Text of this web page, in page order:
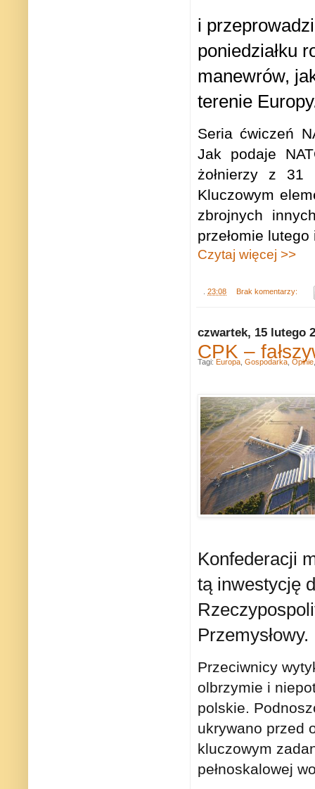
i
poniedziałku
manewrów,
terenie
Seria ćwiczeń
Jak podaje
żołnierzy z 31
Kluczowym
zbrojnych
przełomie
Czytaj więcej >>
. 23:08 Brak komentarzy:
czwartek, 15 lutego
CPK –
Konfederacji
tą inwestycję
Przemysłowy.
Przeciwnicy
olbrzymie i
polskie.
ukrywano przed
kluczowym
pełnoskalowej
Tagi: Europa Gospodarka Opinie